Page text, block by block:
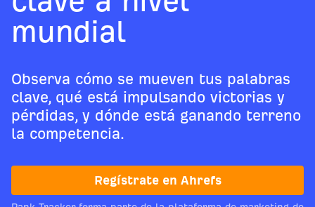
mundial
Observa cómo se mueven tus palabras
clave, qué está impulsando victorias y
pérdidas, y dónde está ganando terreno
la competencia.
Regístrate en Ahrefs